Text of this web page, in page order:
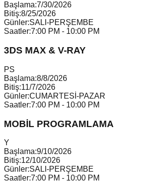
Başlama:7/30/2026
Bitiş:8/25/2026
Günler:SALI-PERŞEMBE
Saatler:7:00 PM - 10:00 PM
3DS MAX & V-RAY
PS
Başlama:8/8/2026
Bitiş:11/7/2026
Günler:CUMARTESİ-PAZAR
Saatler:7:00 PM - 10:00 PM
MOBİL PROGRAMLAMA
Y
Başlama:9/10/2026
Bitiş:12/10/2026
Günler:SALI-PERŞEMBE
Saatler:7:00 PM - 10:00 PM